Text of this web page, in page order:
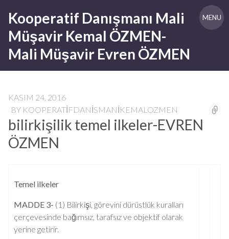
content
Kooperatif Danışmanı Mali
Müşavir Kemal ÖZMEN-
Mali Müşavir Evren ÖZMEN
MENU
KASIM 24, 2016
BY KOOPERATIFDANISMANIKEMALOZMEN
bilirkişilik temel ilkeler-EVREN
ÖZMEN
Temel ilkeler
MADDE 3- (1) Bilirkişi, görevini dürüstlük kuralları
çerçevesinde bağımsız, tarafsız ve objektif olarak
yerine getirir.